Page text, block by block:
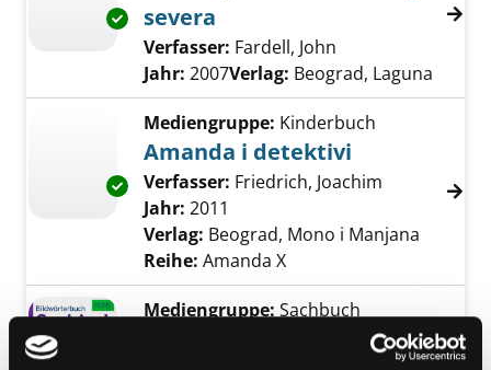
Exemplar-Details von Sedam profesora
severa
Verfasser: Fardell, John
Jahr: 2007Verlag: Beograd, Laguna
Exemplar-Details von Amanda i detektivi
Mediengruppe: Kinderbuch
Amanda i detektivi
Verfasser: Friedrich, Joachim Suche
Jahr: 2011
Verlag: Beograd, Mono i Manjana
Reihe: Amanda X
Mediengruppe: Sachbuch
Bildwörterbuch Serbisch -